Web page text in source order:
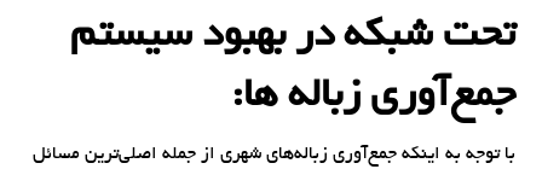
تحت شبکه در بهبود سیستم
جمع‌آوری زباله ها:
با توجه به اینکه جمع‌آوری زباله‌های شهری از جمله اصلی‌ترین مسائل